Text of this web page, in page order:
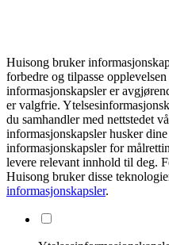
Huisong bruker
forbedre og tilpasse
informasjonskapsler er
er valgfrie.
du samhandler med nettstedet
informasjonskapsler husker
informasjonskapsler for
levere relevant innhold til deg.
Huisong bruker disse
informasjonskapsler.